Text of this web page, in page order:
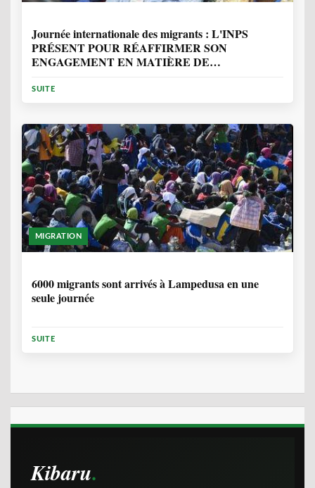
Journée internationale des migrants : L'INPS
PRÉSENT POUR RÉAFFIRMER SON
ENGAGEMENT EN MATIÈRE DE
SUITE
MIGRATION
6000 migrants sont arrivés à Lampedusa en une
seule journée
SUITE
Kibaru